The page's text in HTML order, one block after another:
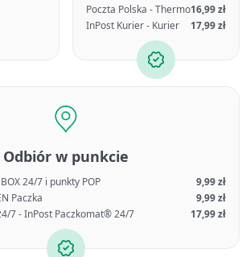
Poczta Polska - Thermo16,99 zł
InPost Kurier - Kurier
17,99 zł
Odbiór w punkcie
24/7 i punkty POP
9,99 zł
Paczka
9,99 zł
7 - InPost Paczkomat® 24/7
17,99 zł